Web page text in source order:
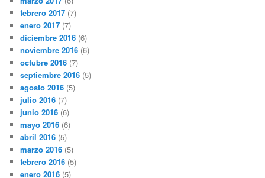
febrero 2017 (7)
enero 2017 (7)
diciembre 2016 (6)
noviembre 2016 (6)
octubre 2016 (7)
septiembre 2016 (5)
agosto 2016 (5)
julio 2016 (7)
junio 2016 (6)
mayo 2016 (6)
abril 2016 (5)
marzo 2016 (5)
febrero 2016 (5)
enero 2016 (5)